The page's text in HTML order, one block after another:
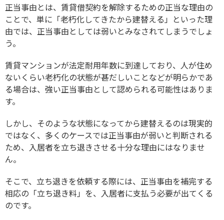
正当事由とは、賃貸借契約を解除するための正当な理由の
ことで、単に「老朽化してきたから建替える」といった理
由では、正当事由としては弱いとみなされてしまうでしょ
う。
賃貸マンションが法定耐用年数に到達しており、人が住め
ないくらい老朽化の状態が甚だしいことなどが明らかであ
る場合は、強い正当事由として認められる可能性はありま
す。
しかし、そのような状態になってから建替えるのは現実的
ではなく、多くのケースでは正当事由が弱いと判断される
ため、入居者を立ち退きさせる十分な理由にはなりませ
ん。
そこで、立ち退きを依頼する際には、正当事由を補完する
相応の「立ち退き料」を、入居者に支払う必要が出てくる
のです。